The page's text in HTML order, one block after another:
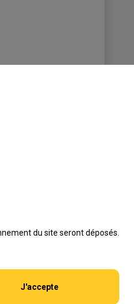
du site seront déposés.
J'accepte